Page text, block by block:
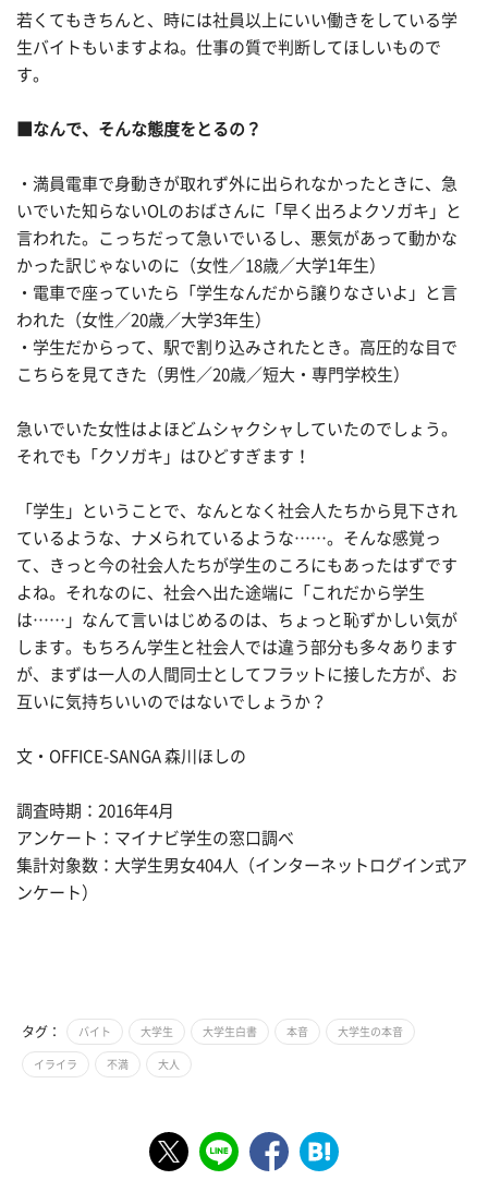
若くてもきちんと、時には社員以上にいい働きをしている学
生バイトもいますよね。仕事の質で判断してほしいもので
す。
■なんで、そんな態度をとるの？
・満員電車で身動きが取れず外に出られなかったときに、急
いでいた知らないOLのおばさんに「早く出ろよクソガキ」と
言われた。こっちだって急いでいるし、悪気があって動かな
かった訳じゃないのに（女性／18歳／大学1年生）
・電車で座っていたら「学生なんだから譲りなさいよ」と言
われた（女性／20歳／大学3年生）
・学生だからって、駅で割り込みされたとき。高圧的な目で
こちらを見てきた（男性／20歳／短大・専門学校生）
急いでいた女性はよほどムシャクシャしていたのでしょう。
それでも「クソガキ」はひどすぎます！
「学生」ということで、なんとなく社会人たちから見下され
ているような、ナメられているような……。そんな感覚っ
て、きっと今の社会人たちが学生のころにもあったはずです
よね。それなのに、社会へ出た途端に「これだから学生
は……」なんて言いはじめるのは、ちょっと恥ずかしい気が
します。もちろん学生と社会人では違う部分も多々あります
が、まずは一人の人間同士としてフラットに接した方が、お
互いに気持ちいいのではないでしょうか？
文・OFFICE-SANGA 森川ほしの
調査時期：2016年4月
アンケート：マイナビ学生の窓口調べ
集計対象数：大学生男女404人（インターネットログイン式ア
ンケート）
タグ： バイト 大学生 大学生白書 本音 大学生の本音
イライラ 不満 大人